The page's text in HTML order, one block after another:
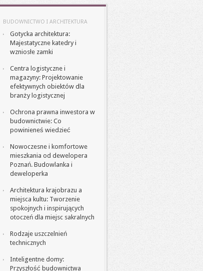
BUDOWNICTWO I ARCHITEKTURA
Gotycka architektura:
Majestatyczne katedry i
wzniosłe zamki
Centra logistyczne i
magazyny: Projektowanie
efektywnych obiektów dla
branży logistycznej
Ochrona prawna inwestora w
budownictwie: Co
powinieneś wiedzieć
Nowoczesne i komfortowe
mieszkania od dewelopera
Poznań. Budowlanka i
deweloperka
Architektura krajobrazu a
miejsca kultu: Tworzenie
spokojnych i inspirujących
otoczeń dla miejsc sakralnych
Rodzaje uszczelnień
technicznych
Inteligentne domy:
Przyszłość budownictwa